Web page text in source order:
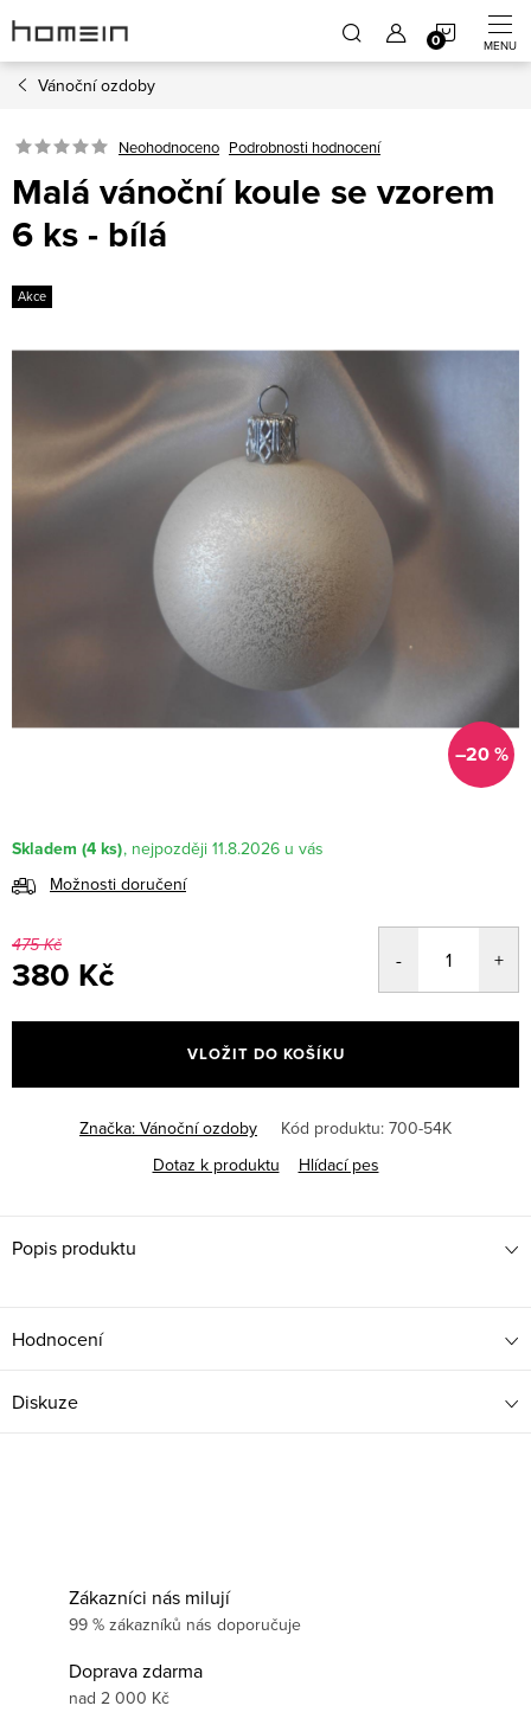
na
obsah
Vánoční ozdoby
Neohodnoceno Podrobnosti hodnocení
Malá vánoční koule se vzorem
6 ks - bílá
Akce
–20 %
Skladem (4 ks)
11.8.2026
Možnosti doručení
475 Kč
380 Kč
cena:
VLOŽIT DO KOŠÍKU
Značka: Vánoční ozdoby Kód produktu: 700-54K
Dotaz k produktu
Hlídací pes
Popis produktu
Hodnocení
Diskuze
Zákazníci nás milují
99 % zákazníků nás doporučuje
Doprava zdarma
nad 2 000 Kč